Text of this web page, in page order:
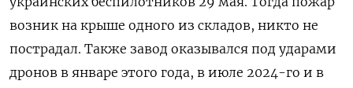
возник на крыше одного из складов, никто не
пострадал. Также завод оказывался под ударами
дронов в январе этого года, в июле 2024-го и в